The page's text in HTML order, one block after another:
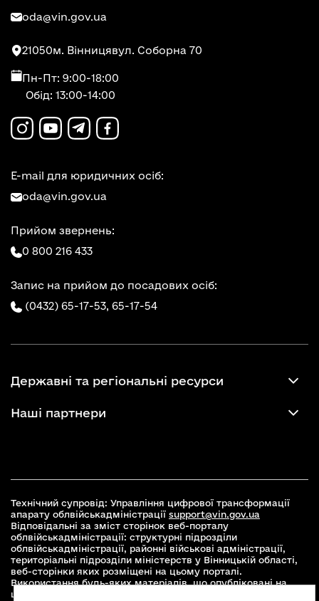
oda@vin.gov.ua
21050м. Вінницявул. Соборна 70
Пн-Пт: 9:00-18:00
Обід: 13:00-14:00
E-mail для юридичних осіб:
oda@vin.gov.ua
Прийом звернень:
0 800 216 433
Запис на прийом до посадових осіб:
(0432) 65-17-53, 65-17-54
Державні та регіональні ресурси
Наші партнери
Технічний супровід: Управління цифрової трансформації
апарату облвійськадміністрації support@vin.gov.ua
Відповідальні за зміст сторінок веб-порталу
облвійськадміністрації: структурні підрозділи
облвійськадміністрації, районні військові адміністрації,
територіальні підрозділи міністерств у Вінницькій області,
веб-сторінки яких розміщені на цьому порталі.
Використання будь-яких матеріалів, що опубліковані на
цьому сайті, дозволяється при умові зазначення посилання